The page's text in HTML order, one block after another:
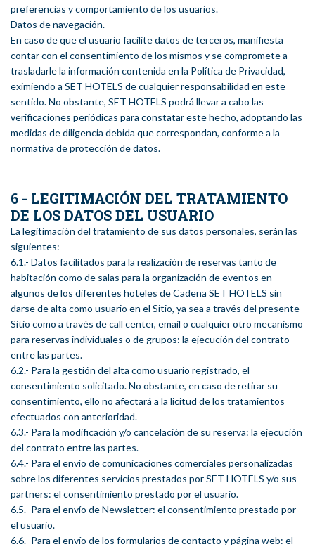
preferencias y comportamiento de los usuarios.
Datos de navegación.
En caso de que el usuario facilite datos de terceros, manifiesta
contar con el consentimiento de los mismos y se compromete a
trasladarle la información contenida en la Política de Privacidad,
eximiendo a SET HOTELS de cualquier responsabilidad en este
sentido. No obstante, SET HOTELS podrá llevar a cabo las
verificaciones periódicas para constatar este hecho, adoptando las
medidas de diligencia debida que correspondan, conforme a la
normativa de protección de datos.
6 - LEGITIMACIÓN DEL TRATAMIENTO
DE LOS DATOS DEL USUARIO
La legitimación del tratamiento de sus datos personales, serán las
siguientes:
6.1.- Datos facilitados para la realización de reservas tanto de
habitación como de salas para la organización de eventos en
algunos de los diferentes hoteles de Cadena SET HOTELS sin
darse de alta como usuario en el Sitio, ya sea a través del presente
Sitio como a través de call center, email o cualquier otro mecanismo
para reservas individuales o de grupos: la ejecución del contrato
entre las partes.
6.2.- Para la gestión del alta como usuario registrado, el
consentimiento solicitado. No obstante, en caso de retirar su
consentimiento, ello no afectará a la licitud de los tratamientos
efectuados con anterioridad.
6.3.- Para la modificación y/o cancelación de su reserva: la ejecución
del contrato entre las partes.
6.4.- Para el envío de comunicaciones comerciales personalizadas
sobre los diferentes servicios prestados por SET HOTELS y/o sus
partners: el consentimiento prestado por el usuario.
6.5.- Para el envío de Newsletter: el consentimiento prestado por
el usuario.
6.6.- Para el envío de los formularios de contacto y página web: el